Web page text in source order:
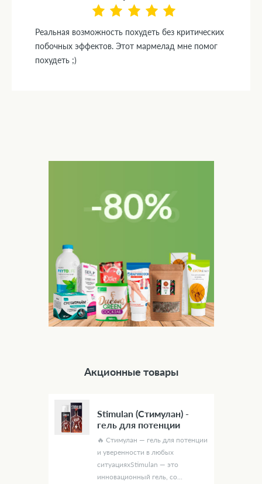
Реальная возможность похудеть без критических
побочных эффектов. Этот мармелад мне помог
похудеть ;)
Акционные товары
Stimulan (Стимулан) -
гель для потенции
🔥 Стимулан — гель для потенции
и уверенности в любых
ситуацияхStimulan — это
инновационный гель, со...